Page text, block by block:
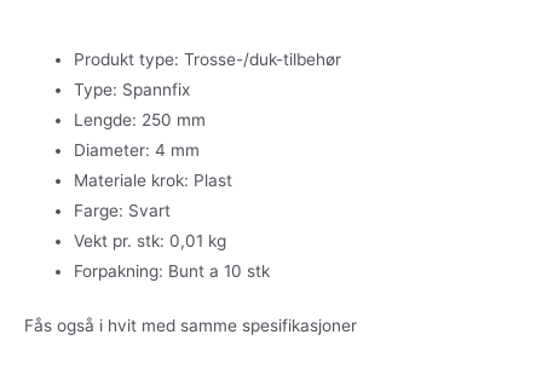
Produkt type: Trosse-/duk-tilbehør
Type: Spannfix
Lengde: 250 mm
Diameter: 4 mm
Materiale krok: Plast
Farge: Svart
Vekt pr. stk: 0,01 kg
Forpakning: Bunt a 10 stk
Fås også i hvit med samme spesifikasjoner